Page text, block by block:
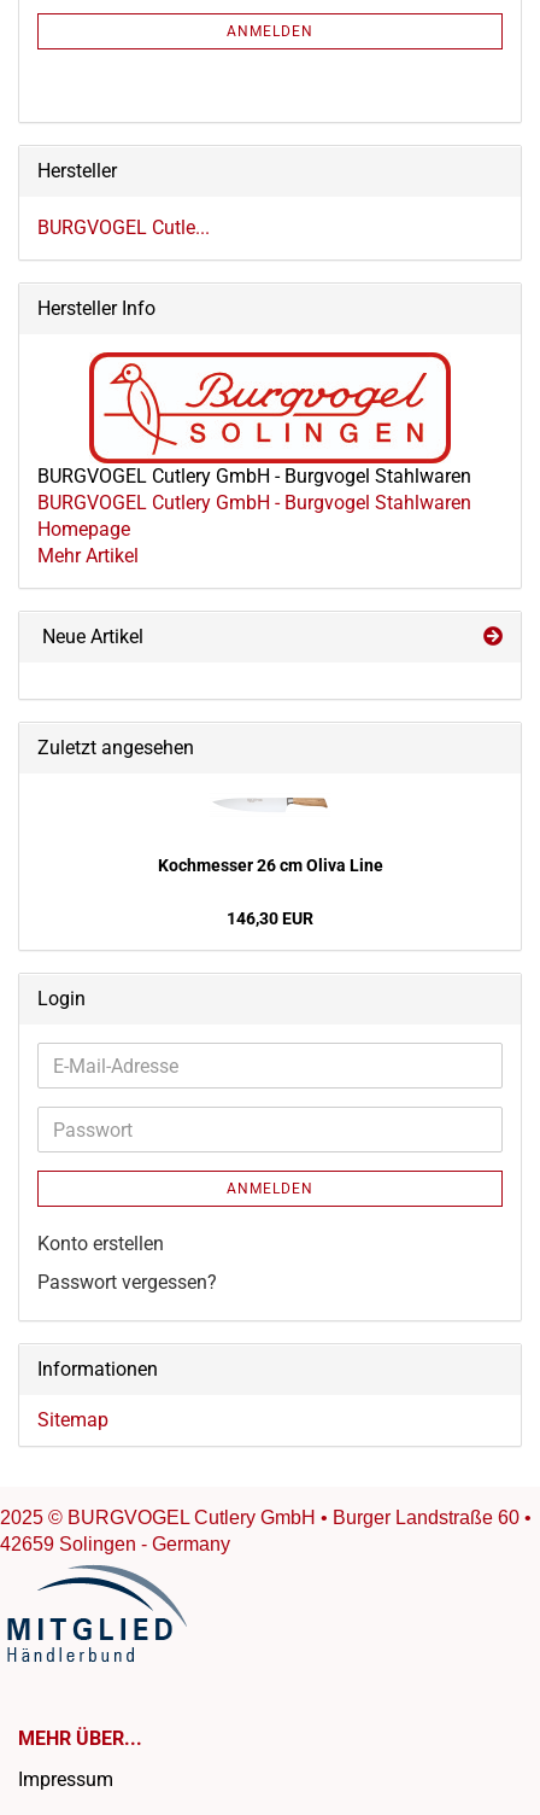
NEWSLETTER-
ANMELDEN
Hersteller
BURGVOGEL Cutle...
Hersteller Info
BURGVOGEL Cutlery GmbH - Burgvogel Stahlwaren
BURGVOGEL Cutlery GmbH - Burgvogel Stahlwaren
Homepage
Mehr Artikel
Neue Artikel
Zuletzt angesehen
Koch­mes­ser 26 cm Oliva Line
146,30 EUR
Login
E-
Mail-
Adresse
Passwort
ANMELDEN
Konto erstellen
Passwort vergessen?
Informationen
Sitemap
2025 © BURGVOGEL Cutlery GmbH • Burger Landstraße 60 •
42659 Solingen - Germany
MEHR ÜBER...
Impressum